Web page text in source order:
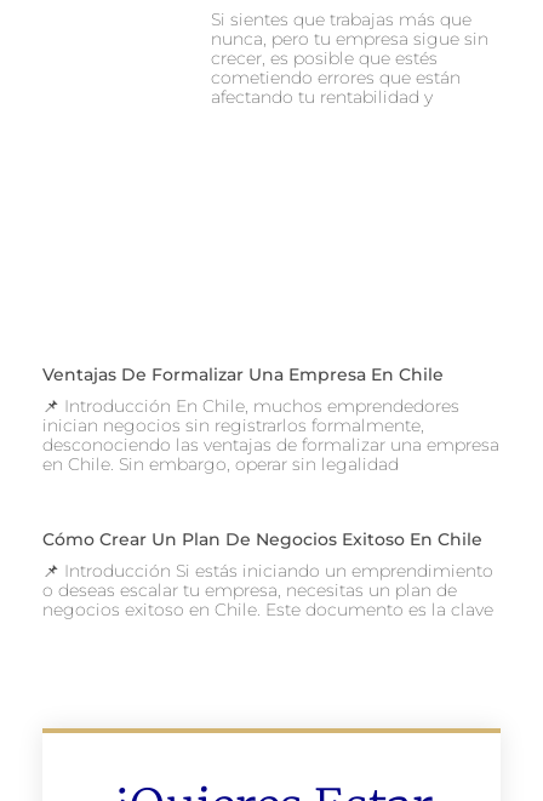
Si sientes que trabajas más que
nunca, pero tu empresa sigue sin
crecer, es posible que estés
cometiendo errores que están
afectando tu rentabilidad y
Ventajas De Formalizar Una Empresa En Chile
📌 Introducción En Chile, muchos emprendedores
inician negocios sin registrarlos formalmente,
desconociendo las ventajas de formalizar una empresa
en Chile. Sin embargo, operar sin legalidad
Cómo Crear Un Plan De Negocios Exitoso En Chile
📌 Introducción Si estás iniciando un emprendimiento
o deseas escalar tu empresa, necesitas un plan de
negocios exitoso en Chile. Este documento es la clave